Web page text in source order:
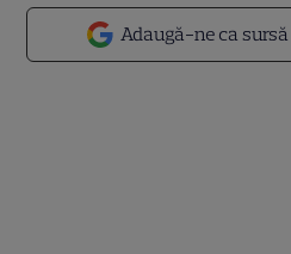
Adaugă-ne ca